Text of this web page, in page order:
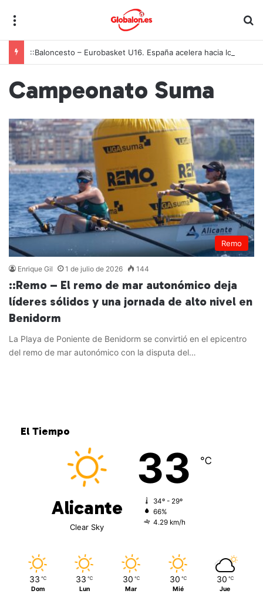
Campeonato Suma
Remo
Enrique Gil 1 de julio de 2026 144
::Remo – El remo de mar autonómico deja
líderes sólidos y una jornada de alto nivel en
Benidorm
La Playa de Poniente de Benidorm se convirtió en el epicentro
del remo de mar autonómico con la disputa del…
El Tiempo
Alicante
Clear Sky
33 ℃
34º - 29º
66%
4.29 km/h
33 ℃
Dom
33 ℃
Lun
30 ℃
Mar
30 ℃
Mié
30 ℃
Jue